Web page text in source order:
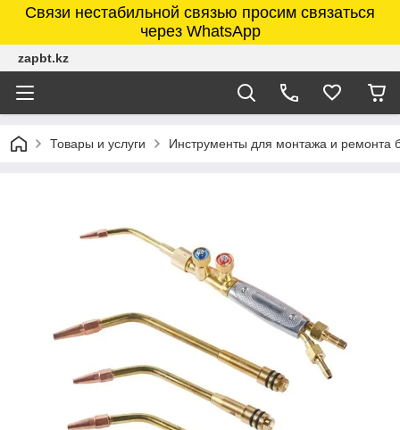
Связи нестабильной связью просим связаться
через WhatsApp
zapbt.kz
Товары и услуги Инструменты для монтажа и ремонта